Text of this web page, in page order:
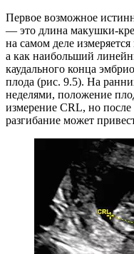
Первое возможное
— это длина макушки-
на самом деле
а как наибольший
каудального конца
плода (рис. 9.5). На
неделями, положение
измерение CRL, но
разгибание может